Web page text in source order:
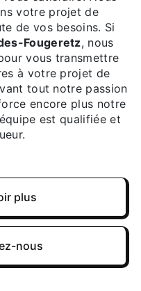
votre projet de
de vos besoins. Si
Fougeretz, nous
vous transmettre
à votre projet de
tout notre passion
encore plus notre
est qualifiée et
plus
nous